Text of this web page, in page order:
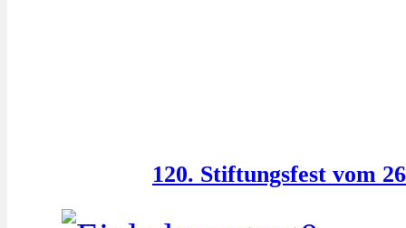
120. Stiftungsfest vom